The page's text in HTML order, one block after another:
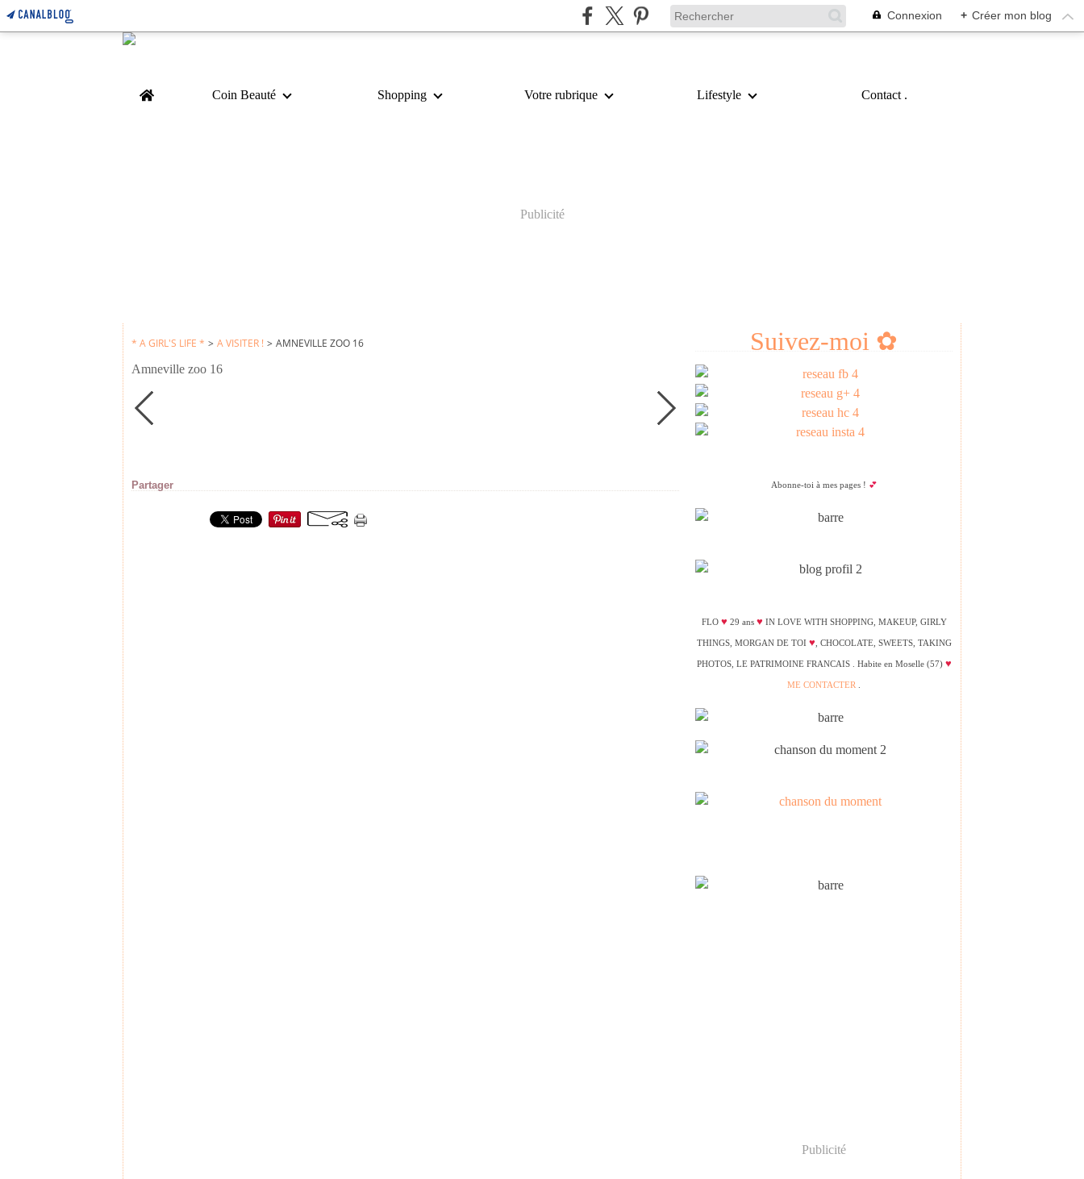
Connexion + Créer mon blog
Home Coin Beauté Shopping Votre rubrique Lifestyle Contact .
Publicité
* A GIRL'S LIFE * > A VISITER ! > AMNEVILLE ZOO 16
Amneville zoo 16
Partager
Suivez-moi ✿
Abonne-toi à mes pages ! 💕
FLO ♥ 29 ans ♥ IN LOVE WITH SHOPPING, MAKEUP, GIRLY
THINGS, MORGAN DE TOI ♥ , CHOCOLATE, SWEETS, TAKING
PHOTOS, LE PATRIMOINE FRANCAIS . Habite en Moselle (57) ♥
ME CONTACTER
Publicité